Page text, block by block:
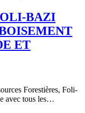
BAZI
ET
Forestières, Foli-
avec tous les…